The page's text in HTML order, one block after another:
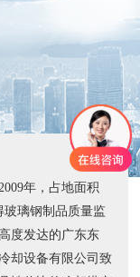
年，占地面积
玻璃钢制品质量监
度发达的广东东
却设备有限公司致